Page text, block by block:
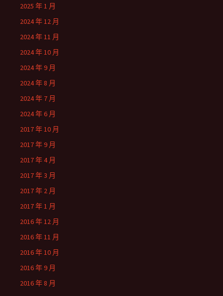
2025 年 1 月
2024 年 12 月
2024 年 11 月
2024 年 10 月
2024 年 9 月
2024 年 8 月
2024 年 7 月
2024 年 6 月
2017 年 10 月
2017 年 9 月
2017 年 4 月
2017 年 3 月
2017 年 2 月
2017 年 1 月
2016 年 12 月
2016 年 11 月
2016 年 10 月
2016 年 9 月
2016 年 8 月